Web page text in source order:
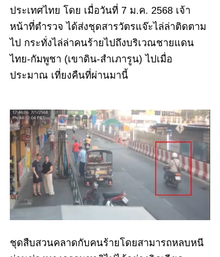
ประเทศไทย โดย เมื่อวันที่ 7 ม.ค. 2568 เจ้า
หน้าที่ตำรวจ ได้ส่งชุดสารวัตรแจ๊ะไล่ล่าติดตาม
ไป กระทั่งไล่ล่าคนร้ายไปถึงบริเวณชายแดน
ไทย-กัมพูชา (เขาดิน-สำเภารูน) ไปเมื่อ
ประมาณ เที่ยงคืนที่ผ่านมานี้
ชุดสืบสวนคลาดกับคนร้ายโดยสามารถหลบหนี